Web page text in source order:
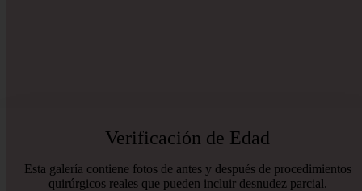
Verificación de Edad
Esta galería contiene fotos de antes y después de procedimientos
quirúrgicos reales que pueden incluir desnudez parcial.